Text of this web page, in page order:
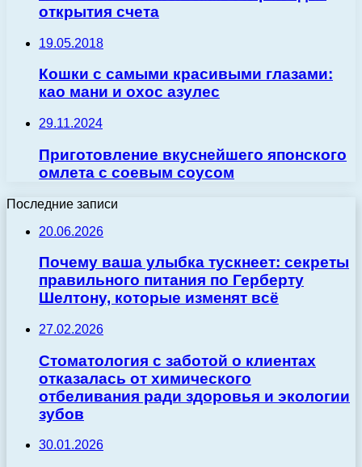
открытия счета
19.05.2018
Кошки с самыми красивыми глазами:
као мани и охос азулес
29.11.2024
Приготовление вкуснейшего японского
омлета с соевым соусом
Последние записи
20.06.2026
Почему ваша улыбка тускнеет: секреты
правильного питания по Герберту
Шелтону, которые изменят всё
27.02.2026
Стоматология с заботой о клиентах
отказалась от химического
отбеливания ради здоровья и экологии
зубов
30.01.2026